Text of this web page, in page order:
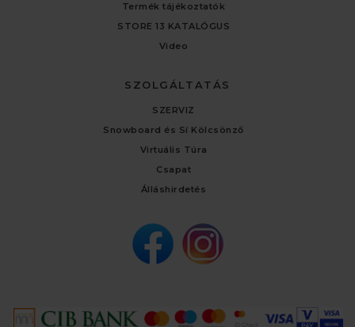
Termék tájékoztatók
STORE 13 KATALÓGUS
Video
SZOLGÁLTATÁS
SZERVIZ
Snowboard és Sí Kölcsönző
Virtuális Túra
Csapat
Álláshirdetés